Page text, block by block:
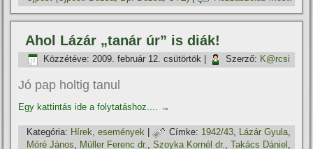
Ahol Lázár „tanár úr” is diák!
Közzétéve: 2009. február 12. csütörtök Szerző: K@rcsi
Jó pap holtig tanul
Egy kattintás ide a folytatáshoz.... →
Kategória: Hí­rek, események | Címke: 1942/43, Lázár Gyula,
Móré János, Müller Ferenc dr.,Szoyka Kornél dr.,Takács Dániel ,